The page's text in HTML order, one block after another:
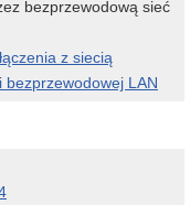
bezprzewodową sieć
z siecią
bezprzewodowej LAN